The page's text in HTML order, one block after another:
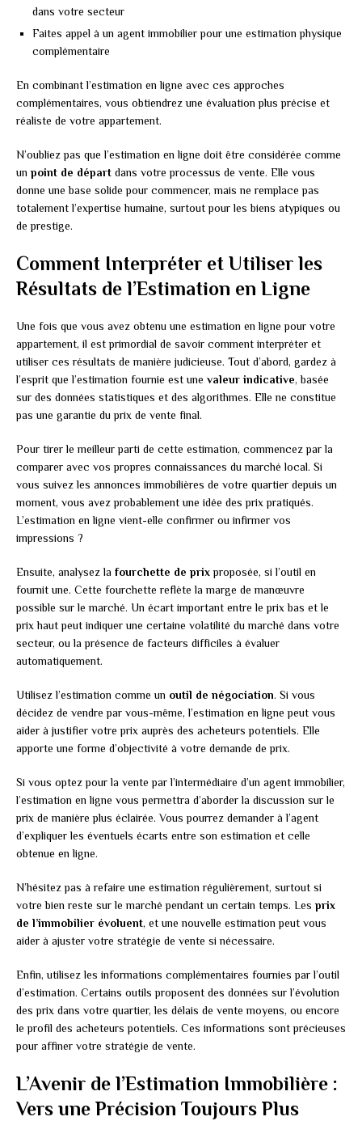
dans votre secteur
Faites appel à un agent immobilier pour une estimation physique
complémentaire
En combinant l’estimation en ligne avec ces approches
complémentaires, vous obtiendrez une évaluation plus précise et
réaliste de votre appartement.
N’oubliez pas que l’estimation en ligne doit être considérée comme
un point de départ dans votre processus de vente. Elle vous
donne une base solide pour commencer, mais ne remplace pas
totalement l’expertise humaine, surtout pour les biens atypiques ou
de prestige.
Comment Interpréter et Utiliser les
Résultats de l’Estimation en Ligne
Une fois que vous avez obtenu une estimation en ligne pour votre
appartement, il est primordial de savoir comment interpréter et
utiliser ces résultats de manière judicieuse. Tout d’abord, gardez à
l’esprit que l’estimation fournie est une valeur indicative, basée
sur des données statistiques et des algorithmes. Elle ne constitue
pas une garantie du prix de vente final.
Pour tirer le meilleur parti de cette estimation, commencez par la
comparer avec vos propres connaissances du marché local. Si
vous suivez les annonces immobilières de votre quartier depuis un
moment, vous avez probablement une idée des prix pratiqués.
L’estimation en ligne vient-elle confirmer ou infirmer vos
impressions ?
Ensuite, analysez la fourchette de prixproposée, si l’outil en
fournit une. Cette fourchette reflète la marge de manœuvre
possible sur le marché. Un écart important entre le prix bas et le
prix haut peut indiquer une certaine volatilité du marché dans votre
secteur, ou la présence de facteurs difficiles à évaluer
automatiquement.
Utilisez l’estimation comme un outil de négociation. Si vous
décidez de vendre par vous-même, l’estimation en ligne peut vous
aider à justifier votre prix auprès des acheteurs potentiels. Elle
apporte une forme d’objectivité à votre demande de prix.
Si vous optez pour la vente par l’intermédiaire d’un agent immobilier,
l’estimation en ligne vous permettra d’aborder la discussion sur le
prix de manière plus éclairée. Vous pourrez demander à l’agent
d’expliquer les éventuels écarts entre son estimation et celle
obtenue en ligne.
N’hésitez pas à refaire une estimation régulièrement, surtout si
votre bien reste sur le marché pendant un certain temps. Les prix
de l’immobilier évoluent, et une nouvelle estimation peut vous
aider à ajuster votre stratégie de vente si nécessaire.
Enfin, utilisez les informations complémentaires fournies par l’outil
d’estimation. Certains outils proposent des données sur l’évolution
des prix dans votre quartier, les délais de vente moyens, ou encore
le profil des acheteurs potentiels. Ces informations sont précieuses
pour affiner votre stratégie de vente.
L’Avenir de l’Estimation Immobilière :
Vers une Précision Toujours Plus